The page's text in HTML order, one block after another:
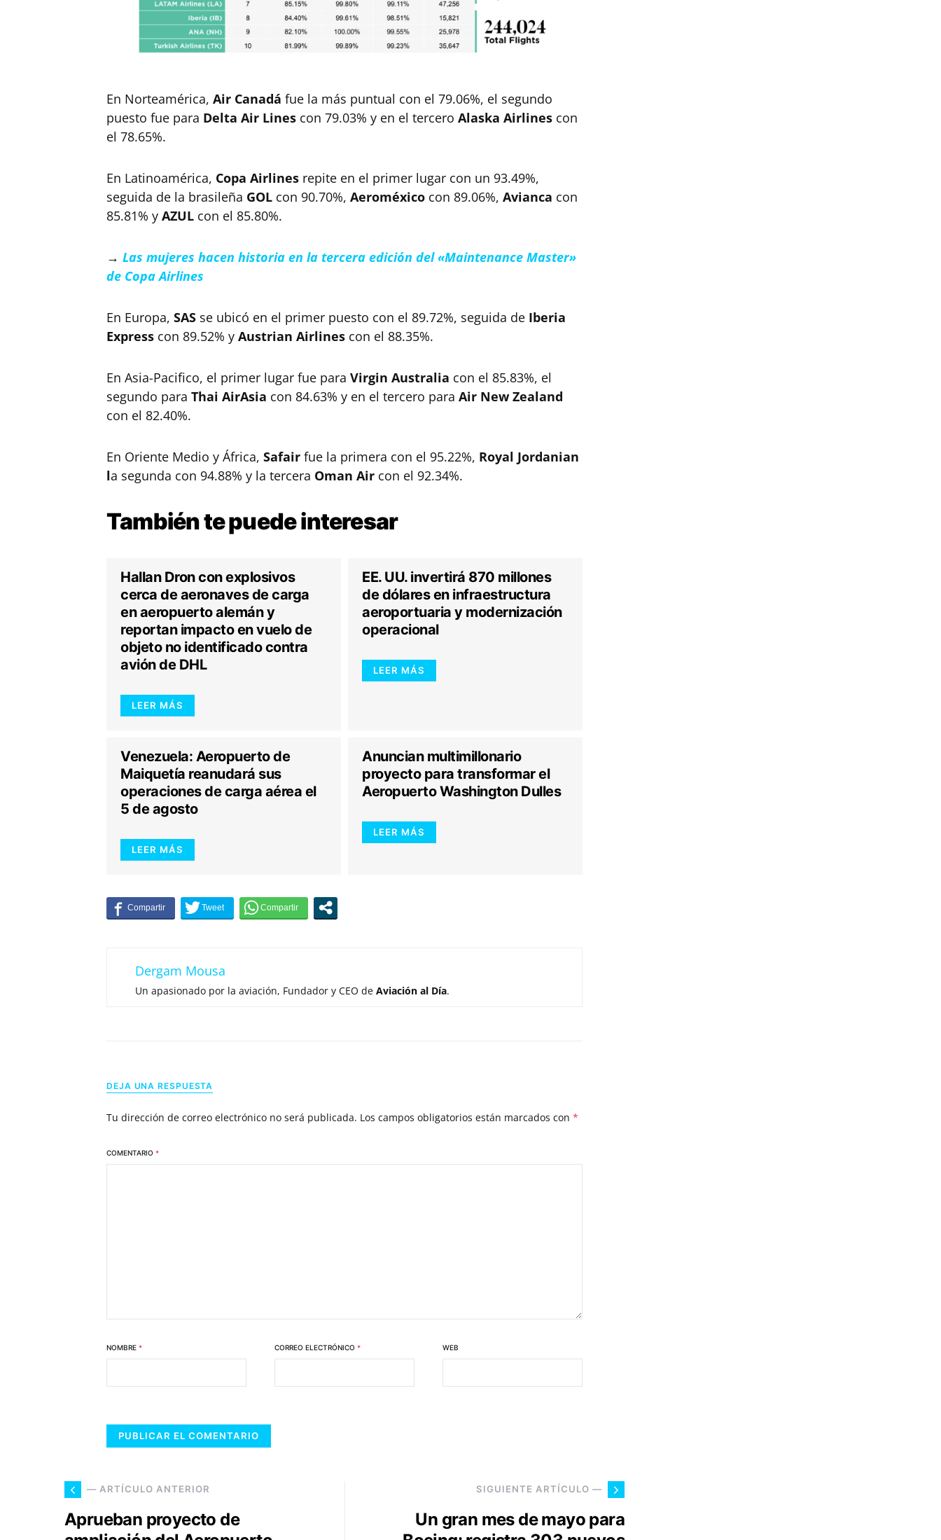
En Norteamérica, Air Canadá fue la más puntual con el 79.06%, el segundo
puesto fue para Delta Air Lines con 79.03% y en el tercero Alaska Airlines con
el 78.65%.
En Latinoamérica, Copa Airlines repite en el primer lugar con un 93.49%,
seguida de la brasileña GOL con 90.70%, Aeroméxico con 89.06%, Avianca con
85.81% y AZUL con el 85.80%.
→ Las mujeres hacen historia en la tercera edición del «Maintenance Master»
de Copa Airlines
En Europa, SAS se ubicó en el primer puesto con el 89.72%, seguida de Iberia
Express con 89.52% y Austrian Airlines con el 88.35%.
En Asia-Pacifico, el primer lugar fue para Virgin Australia con el 85.83%, el
segundo para Thai AirAsia con 84.63% y en el tercero para Air New Zealand
con el 82.40%.
En Oriente Medio y África, Safair fue la primera con el 95.22%, Royal Jordanian
la segunda con 94.88% y la tercera Oman Air con el 92.34%.
También te puedeinteresar
Hallan Dron con explosivos
cerca de aeronaves de carga
en aeropuerto alemán y
reportan impacto en vuelo de
objeto no identificado contra
avión de DHL
LEER MÁS
EE. UU. invertirá 870 millones
de dólares en infraestructura
aeroportuaria y modernización
operacional
LEER MÁS
Venezuela: Aeropuerto de
Maiquetía reanudará sus
operaciones de carga aérea el
5 de agosto
LEER MÁS
Anuncian multimillonario
proyecto para transformar el
Aeropuerto Washington Dulles
LEER MÁS
Dergam Mousa
Un apasionado por la aviación, Fundador y CEO de Aviación al Día.
DEJA UNA RESPUESTA
Tu dirección de correo electrónico no será publicada. Los campos obligatorios están marcados con *
COMENTARIO *
NOMBRE * CORREO ELECTRÓNICO * WEB
— ARTÍCULO ANTERIOR
Aprueban proyecto de
SIGUIENTE ARTÍCULO —
Un gran mes de mayo para